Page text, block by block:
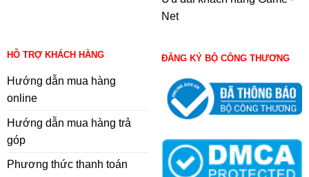
Net
HỖ TRỢ KHÁCH HÀNG
Hướng dẫn mua hàng
online
Hướng dẫn mua hàng trả
góp
Phương thức thanh toán
ĐĂNG KÝ BỘ CÔNG THƯƠNG